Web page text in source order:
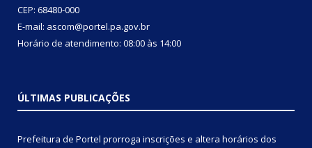
CEP: 68480-000
E-mail: ascom@portel.pa.gov.br
Horário de atendimento: 08:00 às 14:00
ÚLTIMAS PUBLICAÇÕES
Prefeitura de Portel prorroga inscrições e altera horários dos